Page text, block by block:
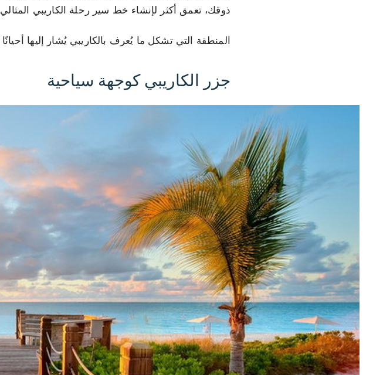
ذوقك، تعمق أكثر لإنشاء خط سير رحلة الكاريبي
المنطقة التي تشكل ما يُعرف بالكاريبي يُشار إليها
جزر الكاريبي كوجهة سياحية